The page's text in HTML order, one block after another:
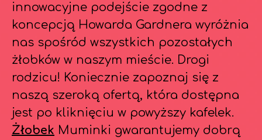
innowacyjne podejście zgodne z
koncepcją Howarda Gardnera wyróżnia
nas spośród wszystkich pozostałych
żłobków w naszym mieście. Drogi
rodzicu! Koniecznie zapoznaj się z
naszą szeroką ofertą, która dostępna
jest po kliknięciu w powyższy kafelek.
Żłobek Muminki gwarantujemy dobrą